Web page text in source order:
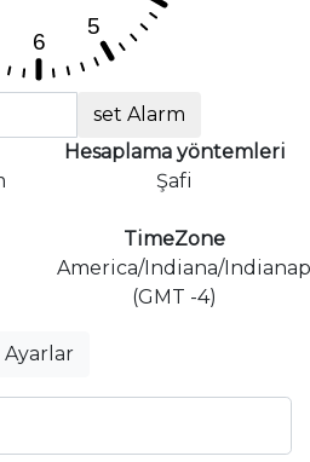
set Alarm
Hesaplama yöntemleri
Şafi
TimeZone
America/Indiana/
(GMT -4)
Ayarlar